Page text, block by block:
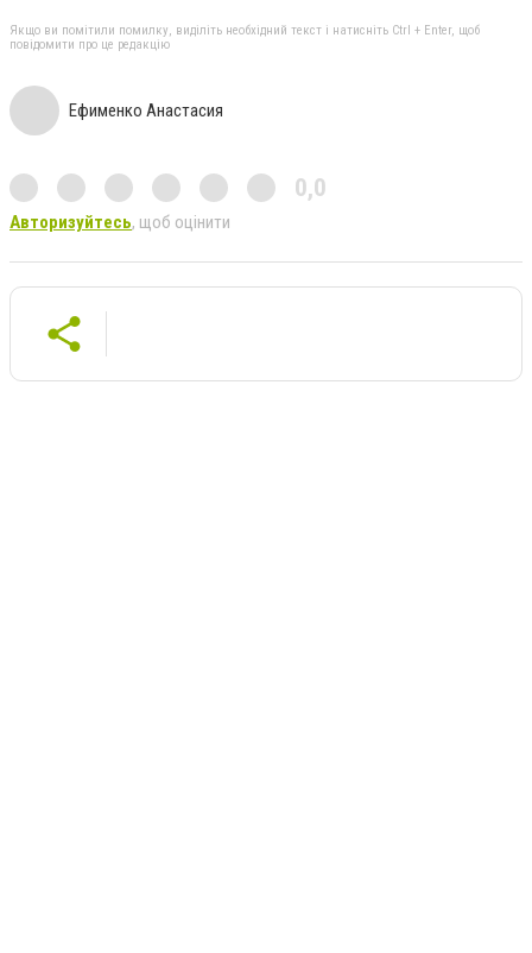
Якщо ви помітили помилку, виділіть необхідний текст і натисніть Ctrl + Enter, щоб
повідомити про це редакцію
Ефименко Анастасия
0,0
Авторизуйтесь, щоб оцінити